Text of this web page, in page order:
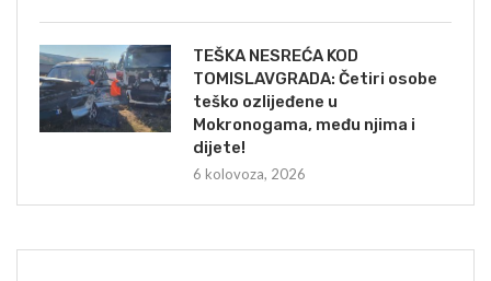
TEŠKA NESREĆA KOD
TOMISLAVGRADA: Četiri osobe
teško ozlijeđene u
Mokronogama, među njima i
dijete!
6 kolovoza, 2026